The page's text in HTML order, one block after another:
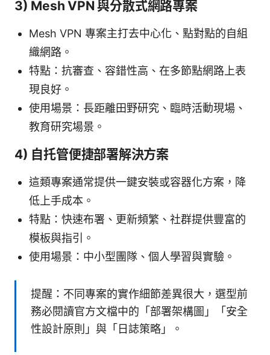
3) Mesh VPN 與分散式網路專案
Mesh VPN 專案主打去中心化、點對點的自組
織網路。
特點：抗審查、容錯性高、在多節點網路上表
現良好。
使用場景：長距離田野研究、臨時活動現場、
教育研究場景。
4) 自托管便捷部署解決方案
這類專案通常提供一鍵安裝或容器化方案，降
低上手成本。
特點：快速布署、更新頻繁、社群提供豐富的
模板與指引。
使用場景：中小型團隊、個人學習與實驗。
提醒：不同專案的實作細節差異很大，選型前
務必閱讀官方文檔中的「部署架構圖」「安全
性設計原則」與「日誌策略」。